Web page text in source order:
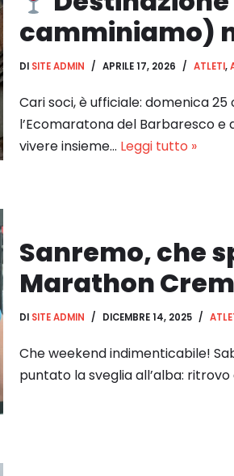
camminiamo)
DI SITE ADMIN APRILE 17, 2026 ATLETI,
Cari soci, è ufficiale: domenica
l’Ecomaratona del Barbaresco e
vivere insieme… Leggi tutto »
Sanremo, che
Marathon
DI SITE ADMIN DICEMBRE 14, 2025
Che weekend indimenticabile!
puntato la sveglia all’alba: ritrovo